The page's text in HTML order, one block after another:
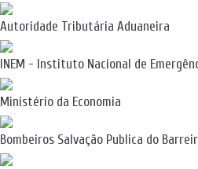
Autoridade Tributária Aduaneira
INEM - Instituto Nacional de
Ministério da Economia
Bombeiros Salvação Publica do